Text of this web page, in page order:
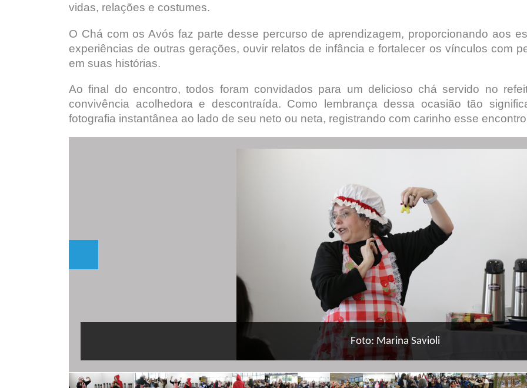
vidas, relações e costumes.
O Chá com os Avós faz parte desse percurso de aprendizagem, proporcionando aos
experiências de outras gerações, ouvir relatos de infância e fortalecer os vínculos com
em suas histórias.
Ao final do encontro, todos foram convidados para um delicioso chá servido no
convivência acolhedora e descontraída. Como lembrança dessa ocasião tão
fotografia instantânea ao lado de seu neto ou neta, registrando com carinho esse
Foto: Marina Savioli